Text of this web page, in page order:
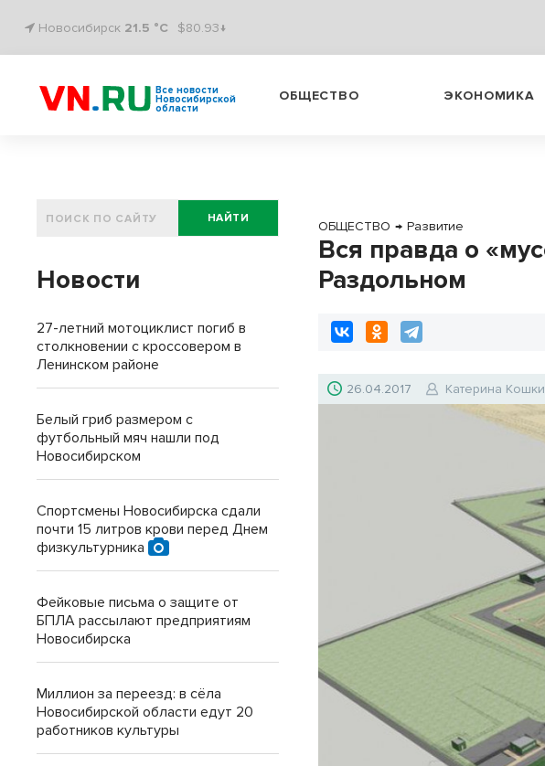
Новосибирск 21.5 °C $80.93↓
Все новости
Новосибирской
области
ОБЩЕСТВО ЭКОНОМИКА
ОБЩЕСТВО → Развитие
Вся правда о
Раздольном
26.04.2017 Катерина
НАЙТИ
Новости
27-летний мотоциклист погиб в
столкновении с кроссовером в
Ленинском районе
Белый гриб размером с
футбольный мяч нашли под
Новосибирском
Спортсмены Новосибирска сдали
почти 15 литров крови перед Днем
физкультурника
Фейковые письма о защите от
БПЛА рассылают предприятиям
Новосибирска
Миллион за переезд: в сёла
Новосибирской области едут 20
работников культуры